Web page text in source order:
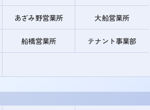
あざみ野営業所 大船営業所
船橋営業所 テナント事業部